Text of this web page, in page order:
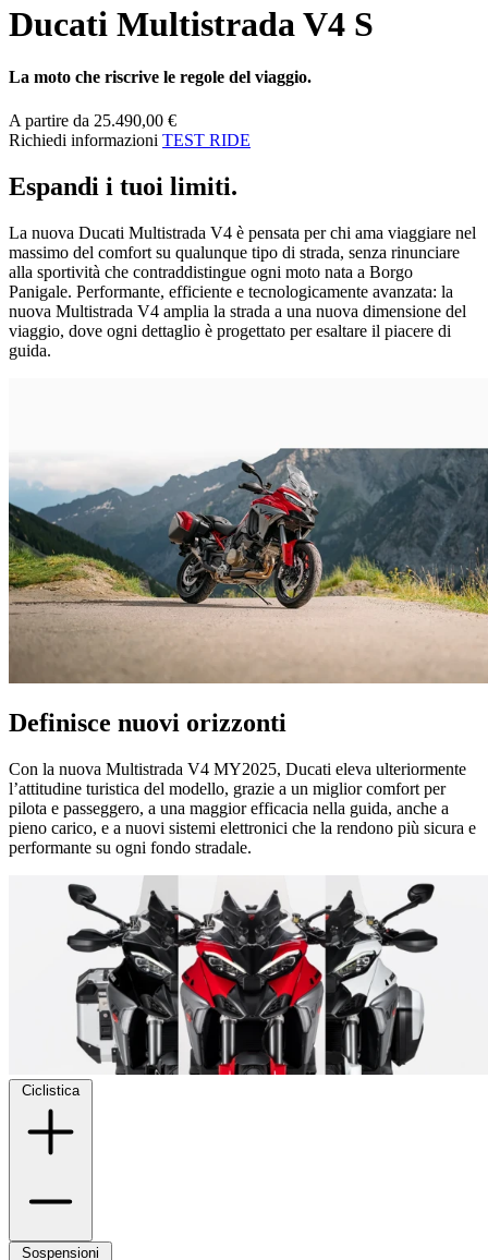
Ducati Multistrada V4 S
La moto che riscrive le regole del viaggio.
A partire da 25.490,00 €
Richiedi informazioni TEST RIDE
Espandi i tuoi limiti.
La nuova Ducati Multistrada V4 è pensata per chi ama viaggiare nel
massimo del comfort su qualunque tipo di strada, senza rinunciare
alla sportività che contraddistingue ogni moto nata a Borgo
Panigale. Performante, efficiente e tecnologicamente avanzata: la
nuova Multistrada V4 amplia la strada a una nuova dimensione del
viaggio, dove ogni dettaglio è progettato per esaltare il piacere di
guida.
Definisce nuovi orizzonti
Con la nuova Multistrada V4 MY2025, Ducati eleva ulteriormente
l’attitudine turistica del modello, grazie a un miglior comfort per
pilota e passeggero, a una maggior efficacia nella guida, anche a
pieno carico, e a nuovi sistemi elettronici che la rendono più sicura e
performante su ogni fondo stradale.
Ciclistica
Sospensioni